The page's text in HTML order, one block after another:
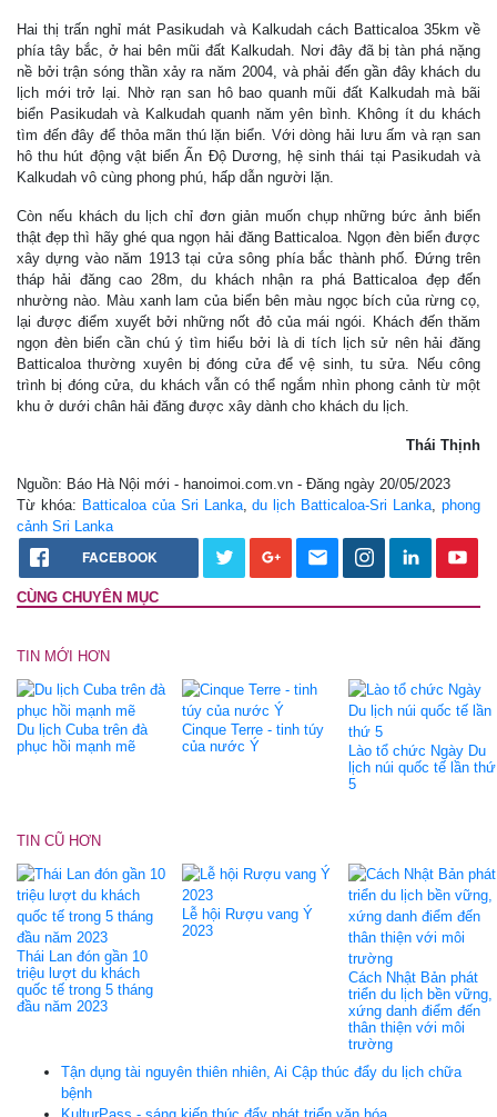
Hai thị trấn nghỉ mát Pasikudah và Kalkudah cách Batticaloa 35km về
phía tây bắc, ở hai bên mũi đất Kalkudah. Nơi đây đã bị tàn phá nặng
nề bởi trận sóng thần xảy ra năm 2004, và phải đến gần đây khách du
lịch mới trở lại. Nhờ rạn san hô bao quanh mũi đất Kalkudah mà bãi
biển Pasikudah và Kalkudah quanh năm yên bình. Không ít du khách
tìm đến đây để thỏa mãn thú lặn biển. Với dòng hải lưu ấm và rạn san
hô thu hút động vật biển Ấn Độ Dương, hệ sinh thái tại Pasikudah và
Kalkudah vô cùng phong phú, hấp dẫn người lặn.
Còn nếu khách du lịch chỉ đơn giản muốn chụp những bức ảnh biển
thật đẹp thì hãy ghé qua ngọn hải đăng Batticaloa. Ngọn đèn biển được
xây dựng vào năm 1913 tại cửa sông phía bắc thành phố. Đứng trên
tháp hải đăng cao 28m, du khách nhận ra phá Batticaloa đẹp đến
nhường nào. Màu xanh lam của biển bên màu ngọc bích của rừng cọ,
lại được điểm xuyết bởi những nốt đỏ của mái ngói. Khách đến thăm
ngọn đèn biển cần chú ý tìm hiểu bởi là di tích lịch sử nên hải đăng
Batticaloa thường xuyên bị đóng cửa để vệ sinh, tu sửa. Nếu công
trình bị đóng cửa, du khách vẫn có thể ngắm nhìn phong cảnh từ một
khu ở dưới chân hải đăng được xây dành cho khách du lịch.
Thái Thịnh
Nguồn: Báo Hà Nội mới - hanoimoi.com.vn - Đăng ngày 20/05/2023
Từ khóa: Batticaloa của Sri Lanka,du lịch Batticaloa-Sri Lanka ,phong
cảnh Sri Lanka
FACEBOOK
CÙNG CHUYÊN MỤC
TIN MỚI HƠN
Du lịch Cuba trên đà
phục hồi mạnh mẽ
Cinque Terre - tinh túy
của nước Ý
Lào tổ chức Ngày Du
lịch núi quốc tế lần thứ
5
TIN CŨ HƠN
Thái Lan đón gần 10
triệu lượt du khách
quốc tế trong 5 tháng
đầu năm 2023
Lễ hội Rượu vang Ý
2023
Cách Nhật Bản phát
triển du lịch bền vững,
xứng danh điểm đến
thân thiện với môi
trường
Tận dụng tài nguyên thiên nhiên, Ai Cập thúc đẩy du lịch chữa
bệnh